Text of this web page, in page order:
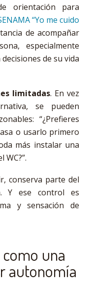
orientación para
“Yo me cuido
de acompañar
especialmente
de su vida
limitadas. En vez
se pueden
“¿Prefieres
o usarlo primero
más instalar una
conserva parte del
Y ese control es
y sensación de
una
autonomía